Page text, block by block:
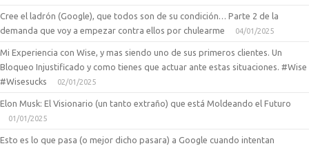
Cree el ladrón (Google), que todos son de su condición… Parte 2 de la
demanda que voy a empezar contra ellos por chulearme
04/01/2025
Mi Experiencia con Wise, y mas siendo uno de sus primeros clientes. Un
Bloqueo Injustificado y como tienes que actuar ante estas situaciones. #Wise
#Wisesucks
02/01/2025
Elon Musk: El Visionario (un tanto extraño) que está Moldeando el Futuro
01/01/2025
Esto es lo que pasa (o mejor dicho pasara) a Google cuando intentan